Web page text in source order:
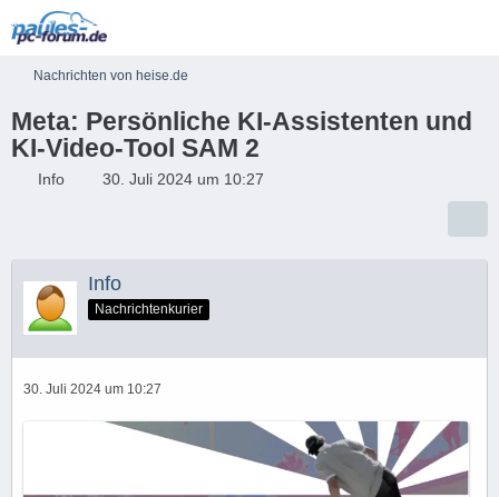
Nachrichten von heise.de
Meta: Persönliche KI-Assistenten und
KI-Video-Tool SAM 2
Info 30. Juli 2024 um 10:27
Info
Nachrichtenkurier
30. Juli 2024 um 10:27